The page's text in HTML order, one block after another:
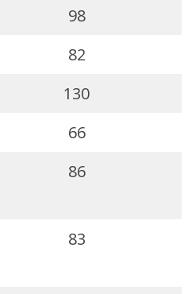
98
82
130
66
86
83